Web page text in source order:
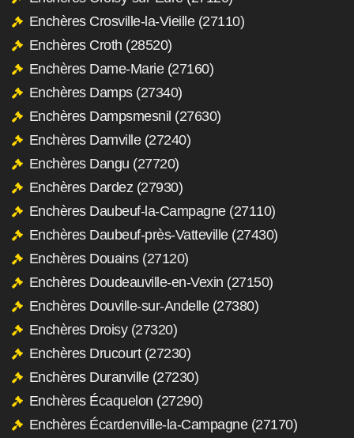
Enchères Crosville-la-Vieille (27110)
Enchères Croth (28520)
Enchères Dame-Marie (27160)
Enchères Damps (27340)
Enchères Dampsmesnil (27630)
Enchères Damville (27240)
Enchères Dangu (27720)
Enchères Dardez (27930)
Enchères Daubeuf-la-Campagne (27110)
Enchères Daubeuf-près-Vatteville (27430)
Enchères Douains (27120)
Enchères Doudeauville-en-Vexin (27150)
Enchères Douville-sur-Andelle (27380)
Enchères Droisy (27320)
Enchères Drucourt (27230)
Enchères Duranville (27230)
Enchères Écaquelon (27290)
Enchères Écardenville-la-Campagne (27170)